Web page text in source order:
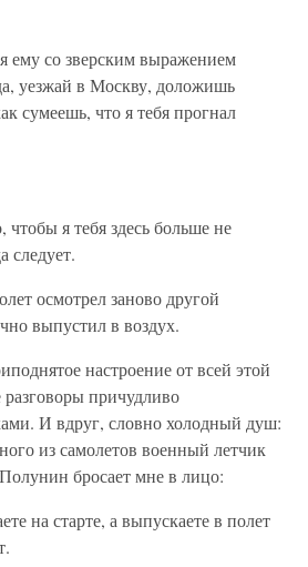
со зверским выражением
уезжай в Москву, доложишь
сумеешь, что я тебя прогнал
я тебя здесь больше не
следует.
осмотрел заново другой
выпустил в воздух.
настроение от всей этой
причудливо
И вдруг, словно холодный душ:
из самолетов военный летчик
бросает мне в лицо:
на старте, а выпускаете в полет